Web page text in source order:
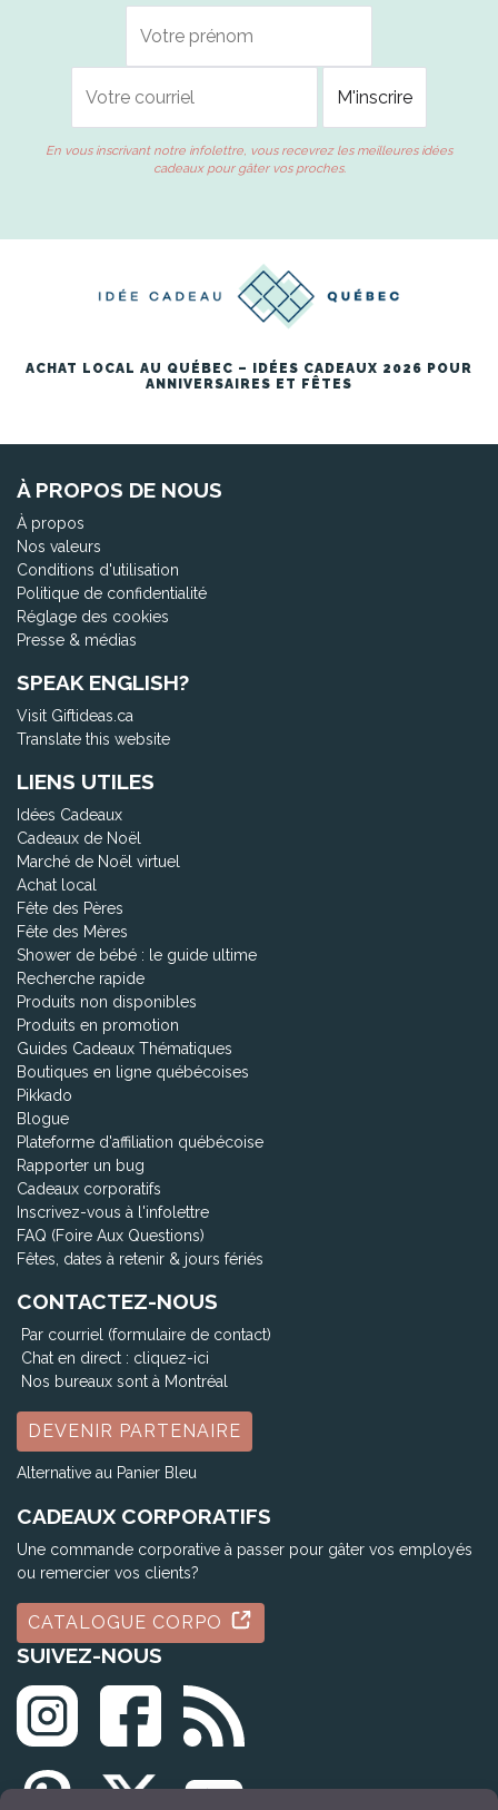
En vous inscrivant notre infolettre, vous recevrez les meilleures idées
cadeaux pour gâter vos proches.
ACHAT LOCAL AU QUÉBEC – IDÉES CADEAUX 2026 POUR
ANNIVERSAIRES ET FÊTES
À PROPOS DE NOUS
À propos
Nos valeurs
Conditions d'utilisation
Politique de confidentialité
Réglage des cookies
Presse & médias
SPEAK ENGLISH?
Visit Giftideas.ca
Translate this website
LIENS UTILES
Idées Cadeaux
Cadeaux de Noël
Marché de Noël virtuel
Achat local
Fête des Pères
Fête des Mères
Shower de bébé : le guide ultime
Recherche rapide
Produits non disponibles
Produits en promotion
Guides Cadeaux Thématiques
Boutiques en ligne québécoises
Pikkado
Blogue
Plateforme d'affiliation québécoise
Rapporter un bug
Cadeaux corporatifs
Inscrivez-vous à l'infolettre
FAQ (Foire Aux Questions)
Fêtes, dates à retenir & jours fériés
CONTACTEZ-NOUS
Par courriel (formulaire de contact)
Chat en direct : cliquez-ici
Nos bureaux sont à Montréal
DEVENIR PARTENAIRE
Alternative au Panier Bleu
CADEAUX CORPORATIFS
Une commande corporative à passer pour gâter vos employés
ou remercier vos clients?
CATALOGUE CORPO
SUIVEZ-NOUS